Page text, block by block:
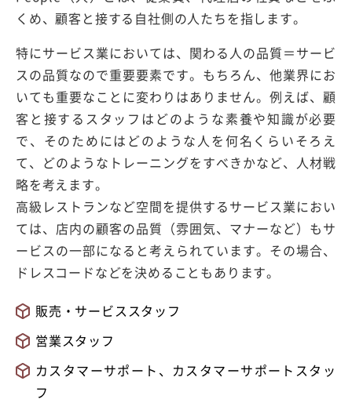
くめ、顧客と接する自社側の人たちを指します。
特にサービス業においては、関わる人の品質＝サービ
スの品質なので重要要素です。もちろん、他業界にお
いても重要なことに変わりはありません。例えば、顧
客と接するスタッフはどのような素養や知識が必要
で、そのためにはどのような人を何名くらいそろえ
て、どのようなトレーニングをすべきかなど、人材戦
略を考えます。
高級レストランなど空間を提供するサービス業におい
ては、店内の顧客の品質（雰囲気、マナーなど）もサ
ービスの一部になると考えられています。その場合、
ドレスコードなどを決めることもあります。
販売・サービススタッフ
営業スタッフ
カスタマーサポート、カスタマーサポートスタッ
フ